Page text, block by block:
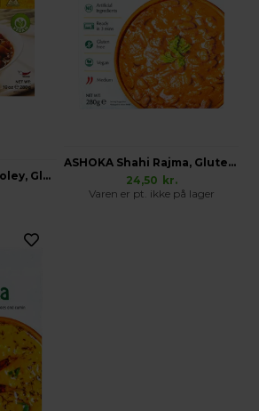
ASHOKA Punjabi Choley, Glutenfri Vegansk
ASHOKA Shahi Rajma, Glutenfri Vegansk
24,50 kr.
Varen er pt. ikke på lager